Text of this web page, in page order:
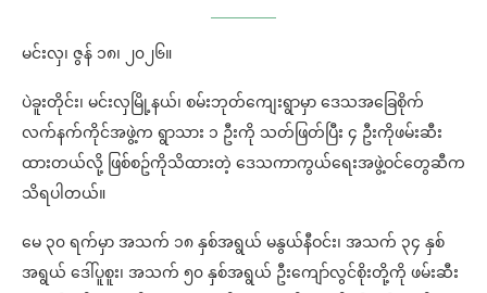
မင်းလှ၊ ဇွန် ၁၈၊ ၂၀၂၆။
ပဲခူးတိုင်း၊ မင်းလှမြို့နယ်၊ စမ်းဘုတ်ကျေးရွာမှာ ဒေသအခြေစိုက်
လက်နက်ကိုင်အဖွဲ့က ရွာသား ၁ ဦးကို သတ်ဖြတ်ပြီး ၄ ဦးကိုဖမ်းဆီး
ထားတယ်လို့ ဖြစ်စဥ်ကိုသိထားတဲ့ ဒေသကာကွယ်ရေးအဖွဲ့ဝင်တွေဆီက
သိရပါတယ်။
မေ ၃၀ ရက်မှာ အသက် ၁၈ နှစ်အရွယ် မနွယ်နီဝင်း၊ အသက် ၃၄ နှစ်
အရွယ် ဒေါ်ပူစူး၊ အသက် ၅၀ နှစ်အရွယ် ဦးကျော်လွင်စိုးတို့ကို ဖမ်းဆီး